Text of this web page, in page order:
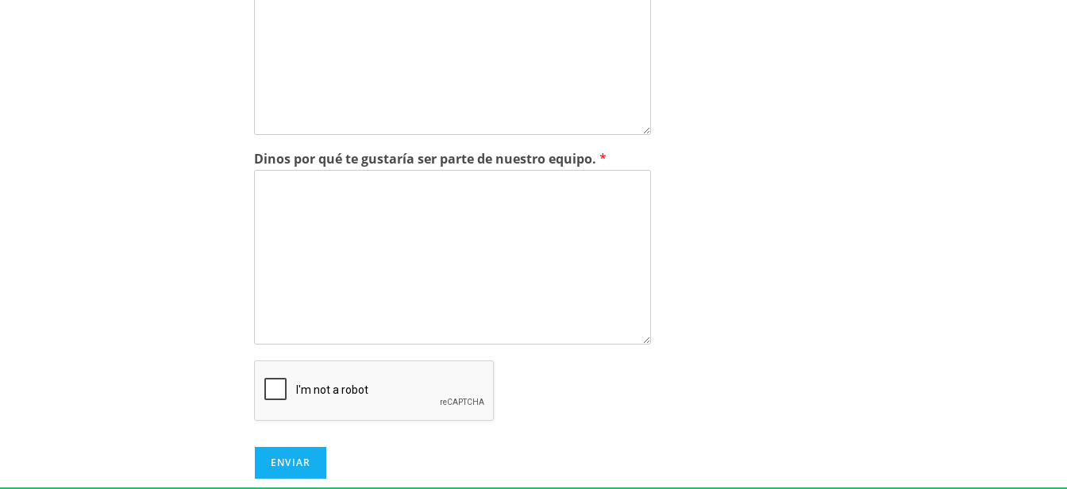
Dinos por qué te gustaría ser parte de nuestro equipo. *
ENVIAR